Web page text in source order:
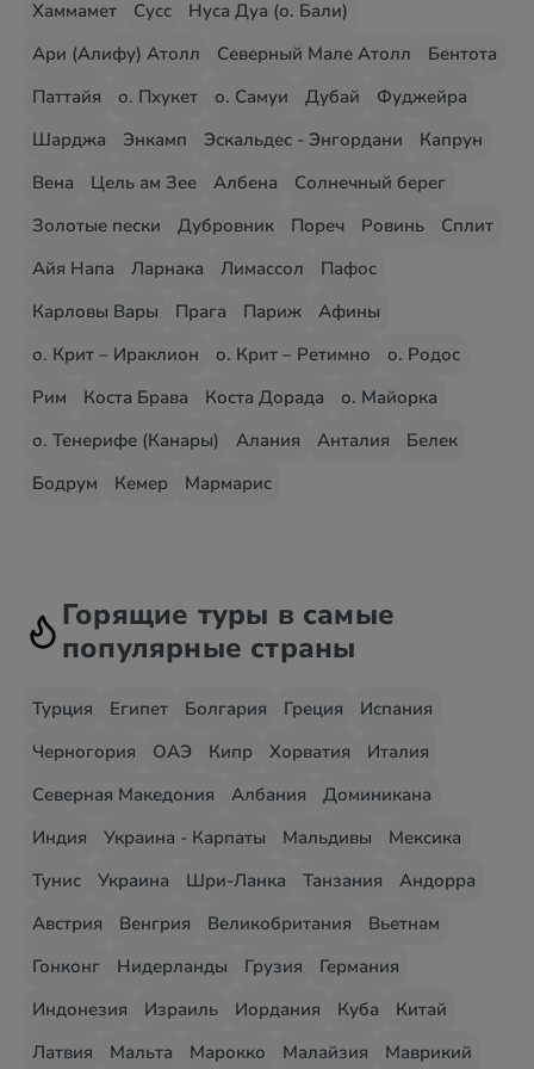
Хаммамет
Сусс
Нуса Дуа (о. Бали)
Ари (Алифу) Атолл
Северный Мале Атолл
Бентота
Паттайя
о. Пхукет о. Самуи Дубай
Фуджейра
Шарджа
Энкамп Эскальдес - Энгордани
Капрун
Вена
Цель ам Зее Албена
Солнечный берег
Золотые пески
Дубровник Пореч Ровинь
Сплит
Айя Напа
Ларнака Лимассол
Пафос
Карловы Вары
Прага Париж
Афины
о. Крит – Ираклион
о. Крит – Ретимно
о. Родос
Рим
Коста Брава Коста Дорада
о. Майорка
о. Тенерифе (Канары)
Алания Анталия
Белек
Бодрум
Кемер Мармарис
Горящие туры в самые
популярные страны
Турция Египет Болгария Греция
Испания
Черногория
ОАЭ Кипр Хорватия
Италия
Северная Македония
Албания
Доминикана
Индия
Украина - Карпаты Мальдивы
Мексика
Тунис
Украина Шри-Ланка Танзания
Андорра
Австрия
Венгрия Великобритания
Вьетнам
Гонконг
Нидерланды Грузия
Германия
Индонезия
Израиль Иордания Куба
Китай
Латвия
Мальта Марокко Малайзия Маврикий